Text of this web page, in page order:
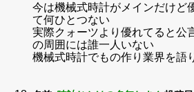
今は機械式時計がメインだけど
て何ひとつない
実際クォーツより優れてると公
の周囲には誰一人いない
機械式時計でもの作り業界を語